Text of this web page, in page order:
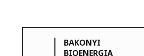
BAKONYI
BIOENERGIA